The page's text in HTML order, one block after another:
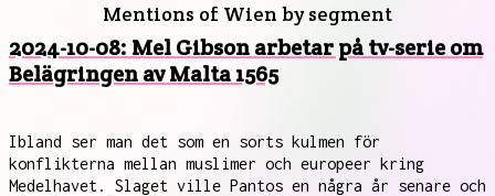
Mentions of Wien by segment
2024-10-08: Mel Gibson arbetar på tv-serie om
Belägringen av Malta 1565
Ibland ser man det som en sorts kulmen för
konflikterna mellan muslimer och europeer kring
Medelhavet. Slaget ville Pantos en några år senare och